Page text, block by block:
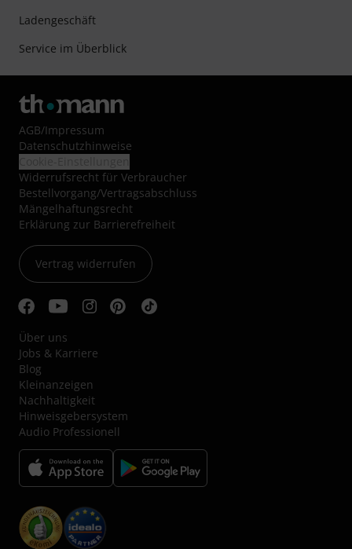
Ladengeschäft
Service im Überblick
AGB/Impressum
Datenschutzhinweise
Widerrufsrecht für Verbraucher
Bestellvorgang/Vertragsabschluss
Mängelhaftungsrecht
Erklärung zur Barrierefreiheit
Vertrag widerrufen
Über uns
Jobs & Karriere
Blog
Kleinanzeigen
Nachhaltigkeit
Hinweisgebersystem
Audio Professionell